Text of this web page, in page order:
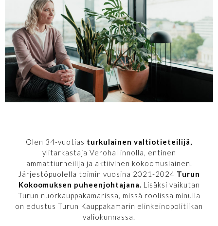
Olen 34-vuotias turkulainen valtiotieteilijä,
ylitarkastaja Verohallinnolla, entinen
ammattiurheilija ja aktiivinen kokoomuslainen.
Järjestöpuolella toimin vuosina 2021-2024 Turun
Kokoomuksen puheenjohtajana. Lisäksi vaikutan
Turun nuorkauppakamarissa, missä roolissa minulla
on edustus Turun Kauppakamarin elinkeinopolitiikan
valiokunnassa.